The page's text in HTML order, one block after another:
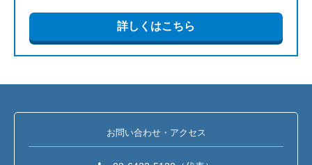
詳しくはこちら
お問い合わせ・アクセス